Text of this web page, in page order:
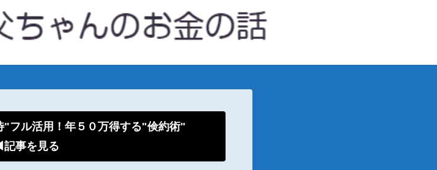
"フル活用！年５０万得する"倹約術"
事を見る